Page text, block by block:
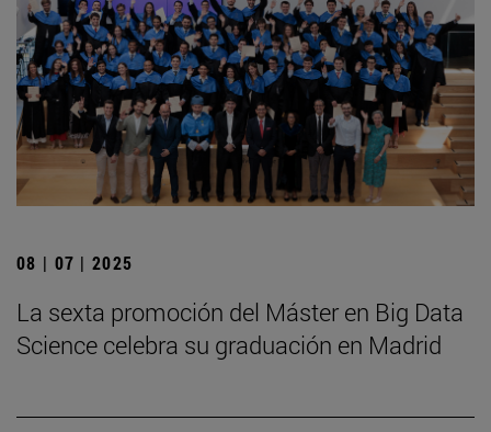
08 | 07 | 2025
La sexta promoción del Máster en Big Data
Science celebra su graduación en Madrid